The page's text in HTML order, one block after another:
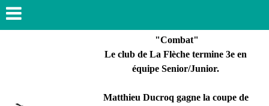
"Combat"
Le club de La Flèche termine 3e en
équipe Senior/Junior.
Matthieu Ducroq gagne la coupe de